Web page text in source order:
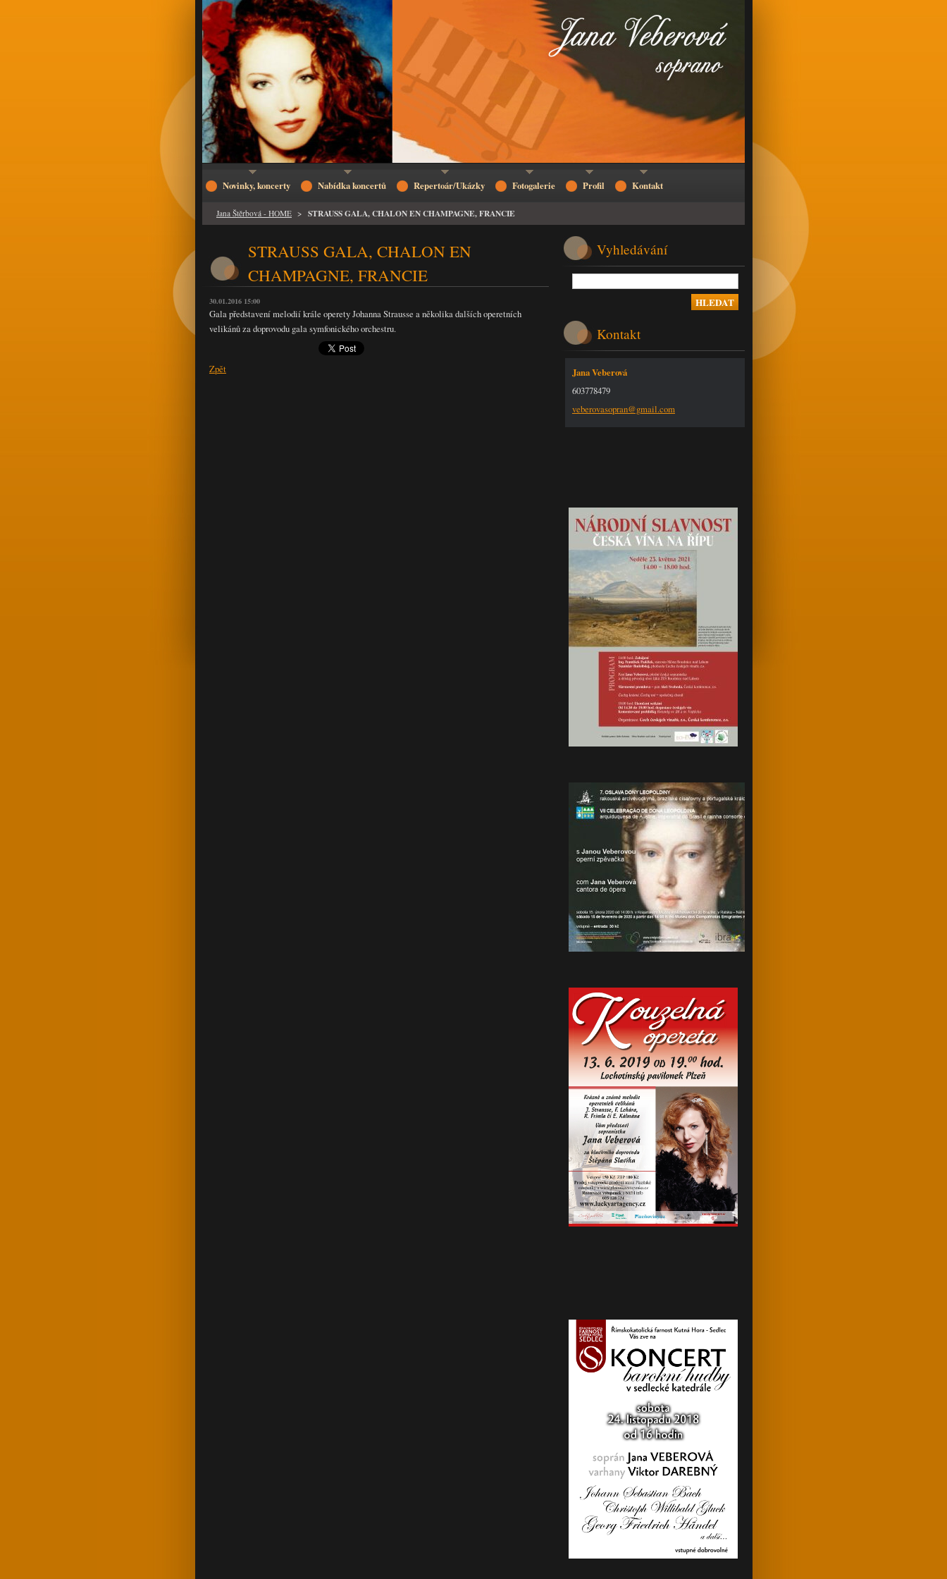
Jana Štěrbová - HOME > STRAUSS GALA, CHALON EN CHAMPAGNE, FRANCIE
STRAUSS GALA, CHALON EN
CHAMPAGNE, FRANCIE
30.01.2016 15:00
Gala představení melodií krále operety Johanna Strausse a několika dalších operetních
velikánů za doprovodu gala symfonického orchestru.
Zpět
Vyhledávání
Kontakt
Jana Veberová
603778479
veberovasopran@gmail.com
Novinky, koncerty Nabídka koncertů Repertoár/Ukázky Fotogalerie Profil Kontakt